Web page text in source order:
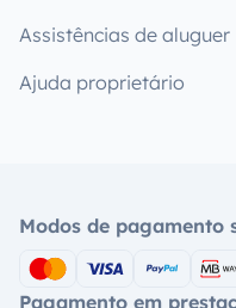
Assistências de aluguer
Ajuda proprietário
Modos de pagamento
Pagamento em